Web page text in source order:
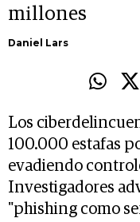
millones
Daniel Lars
Los
100.000 estafas
evadiendo
Investigadores
"phishing como